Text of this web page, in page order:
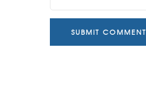
SUBMIT COMMENT